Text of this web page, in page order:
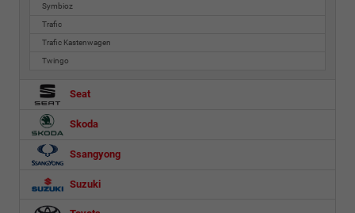
Symbioz
Trafic
Trafic Kastenwagen
Twingo
Seat
Skoda
Ssangyong
Suzuki